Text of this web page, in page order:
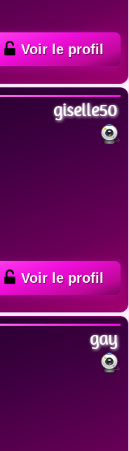
Voir le profil
giselle50
Voir le profil
gay